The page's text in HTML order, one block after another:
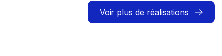
Voir plus de réalisations